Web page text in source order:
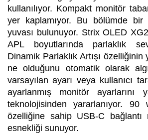
kullanılıyor. Kompakt monitör
yer kaplamıyor. Bu bölümde
yuvası bulunuyor. Strix OLED
APL boyutlarında parlaklık
Dinamik Parlaklık Artışı özelliğinin
ne olduğunu otomatik olarak
varsayılan ayarı veya kullanıcı
ayarlanmış monitör ayarlarını
teknolojisinden yararlanıyor.
özelliğine sahip USB-C bağlantı
esnekliği sunuyor.